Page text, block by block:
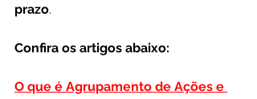
prazo.
Confira os artigos abaixo:
O que é Agrupamento de Ações e